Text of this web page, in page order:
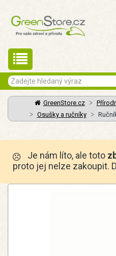
GreenStore.cz
Osušky a ručníky
Je nám líto, ale toto
proto jej nelze zakoupit.